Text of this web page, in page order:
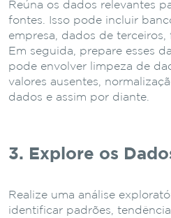
Reúna os dados relevantes
fontes. Isso pode incluir
empresa, dados de terceiros,
Em seguida, prepare esses
pode envolver limpeza de
valores ausentes,
dados e assim por diante.
3. Explore os
Realize uma análise
identificar padrões,